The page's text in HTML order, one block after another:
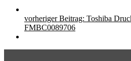
vorheriger Beitrag: Toshiba
FMBC0089706